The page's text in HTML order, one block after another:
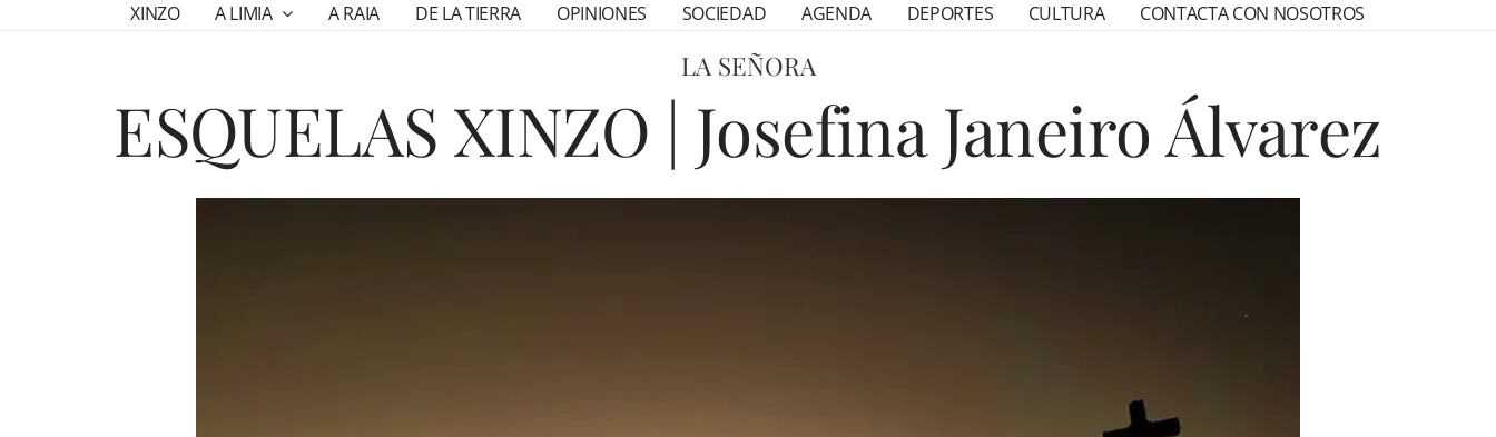
XINZO A LIMIA A RAIA DE LA TIERRA OPINIONES SOCIEDAD AGENDA DEPORTES CULTURA CONTACTA CON NOSOTROS
LA SEÑORA
ESQUELAS XINZO | Josefina Janeiro Álvarez